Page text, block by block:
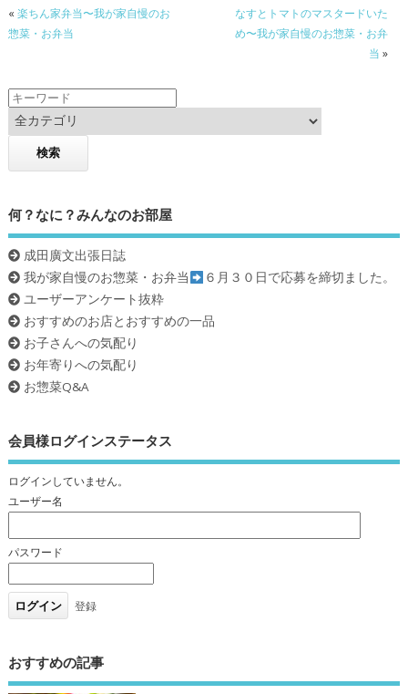
o
« 楽ちん家弁当〜我が家自慢のお
惣菜・お弁当
なすとトマトのマスタードいた
め〜我が家自慢のお惣菜・お弁
当 »
何？なに？みんなのお部屋
成田廣文出張日誌
我が家自慢のお惣菜・お弁当
６月３０日で応募を締切ました。
ユーザーアンケート抜粋
おすすめのお店とおすすめの一品
お子さんへの気配り
お年寄りへの気配り
お惣菜Q&A
会員様ログインステータス
ログインしていません。
ユーザー名
パスワード
登録
おすすめの記事